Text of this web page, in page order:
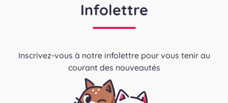
Infolettre
Inscrivez-vous à notre infolettre pour vous tenir au
courant des nouveautés